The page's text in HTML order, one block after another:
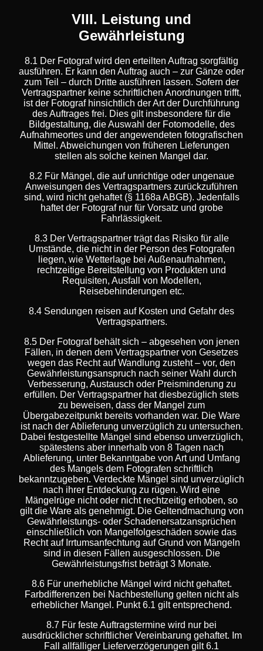
VIII. Leistung und
Gewährleistung
8.1 Der Fotograf wird den erteilten Auftrag sorgfältig
ausführen. Er kann den Auftrag auch – zur Gänze oder
zum Teil – durch Dritte ausführen lassen. Sofern der
Vertragspartner keine schriftlichen Anordnungen trifft,
ist der Fotograf hinsichtlich der Art der Durchführung
des Auftrages frei. Dies gilt insbesondere für die
Bildgestaltung, die Auswahl der Fotomodelle, des
Aufnahmeortes und der angewendeten fotografischen
Mittel. Abweichungen von früheren Lieferungen
stellen als solche keinen Mangel dar.
8.2 Für Mängel, die auf unrichtige oder ungenaue
Anweisungen des Vertragspartners zurückzuführen
sind, wird nicht gehaftet (§ 1168a ABGB). Jedenfalls
haftet der Fotograf nur für Vorsatz und grobe
Fahrlässigkeit.
8.3 Der Vertragspartner trägt das Risiko für alle
Umstände, die nicht in der Person des Fotografen
liegen, wie Wetterlage bei Außenaufnahmen,
rechtzeitige Bereitstellung von Produkten und
Requisiten, Ausfall von Modellen,
Reisebehinderungen etc.
8.4 Sendungen reisen auf Kosten und Gefahr des
Vertragspartners.
8.5 Der Fotograf behält sich – abgesehen von jenen
Fällen, in denen dem Vertragspartner von Gesetzes
wegen das Recht auf Wandlung zusteht – vor, den
Gewährleistungsanspruch nach seiner Wahl durch
Verbesserung, Austausch oder Preisminderung zu
erfüllen. Der Vertragspartner hat diesbezüglich stets
zu beweisen, dass der Mangel zum
Übergabezeitpunkt bereits vorhanden war. Die Ware
ist nach der Ablieferung unverzüglich zu untersuchen.
Dabei festgestellte Mängel sind ebenso unverzüglich,
spätestens aber innerhalb von 8 Tagen nach
Ablieferung, unter Bekanntgabe von Art und Umfang
des Mangels dem Fotografen schriftlich
bekanntzugeben. Verdeckte Mängel sind unverzüglich
nach ihrer Entdeckung zu rügen. Wird eine
Mängelrüge nicht oder nicht rechtzeitig erhoben, so
gilt die Ware als genehmigt. Die Geltendmachung von
Gewährleistungs- oder Schadenersatzansprüchen
einschließlich von Mangelfolgeschäden sowie das
Recht auf Irrtumsanfechtung auf Grund von Mängeln
sind in diesen Fällen ausgeschlossen. Die
Gewährleistungsfrist beträgt 3 Monate.
8.6 Für unerhebliche Mängel wird nicht gehaftet.
Farbdifferenzen bei Nachbestellung gelten nicht als
erheblicher Mangel. Punkt 6.1 gilt entsprechend.
8.7 Für feste Auftragstermine wird nur bei
ausdrücklicher schriftlicher Vereinbarung gehaftet. Im
Fall allfälliger Lieferverzögerungen gilt 6.1